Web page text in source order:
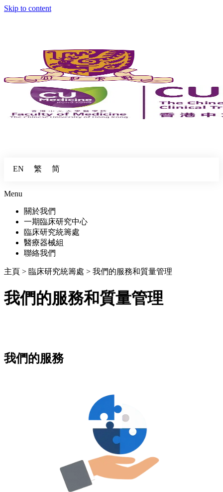
Skip to content
EN 繁 简
Menu
關於我們
一期臨床研究中心
臨床研究統籌處
醫療器械組
聯絡我們
主頁 > 臨床研究統籌處 > 我們的服務和質量管理
我們的服務和質量管理
我們的服務